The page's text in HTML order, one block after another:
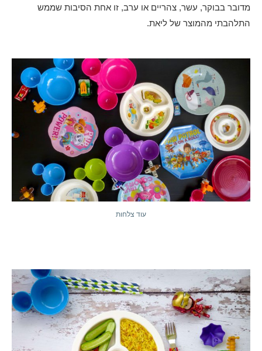
מדובר בבוקר, עשר, צהריים או ערב, זו אחת הסיבות שממש
התלהבתי מהמוצר של ליאת.
עוד צלחות